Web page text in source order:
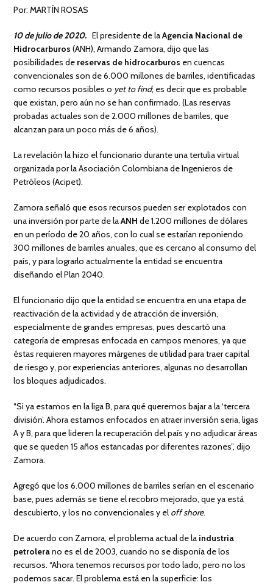
Por: MARTÍN ROSAS
10 de julio de 2020. El presidente de laAgencia Nacional de
Hidrocarburos (ANH), Armando Zamora, dijo que las
posibilidades de reservas de hidrocarburos en cuencas
convencionales son de 6.000 millones de barriles, identificadas
como recursos posibles o yet to find; es decir que es probable
que existan, pero aún no se han confirmado. (Las reservas
probadas actuales son de 2.000 millones de barriles, que
alcanzan para un poco más de 6 años).
La revelación la hizo el funcionario durante una tertulia virtual
organizada por la Asociación Colombiana de Ingenieros de
Petróleos (Acipet).
Zamora señaló que esos recursos pueden ser explotados con
una inversión por parte de laANHde 1.200 millones de dólares
en un período de 20 años, con lo cual se estarían reponiendo
300 millones de barriles anuales, que es cercano al consumo del
país, y para lograrlo actualmente la entidad se encuentra
diseñando el Plan 2040.
El funcionario dijo que la entidad se encuentra en una etapa de
reactivación de la actividad y de atracción de inversión,
especialmente de grandes empresas, pues descartó una
categoría de empresas enfocada en campos menores, ya que
éstas requieren mayores márgenes de utilidad para traer capital
de riesgo y, por experiencias anteriores, algunas no desarrollan
los bloques adjudicados.
“Si ya estamos en la liga B, para qué queremos bajar a la ‘tercera
división’. Ahora estamos enfocados en atraer inversión seria, ligas
A y B, para que lideren la recuperación del país y no adjudicar áreas
que se queden 15 años estancadas por diferentes razones”, dijo
Zamora.
Agregó que los 6.000 millones de barriles serían en el escenario
base, pues además se tiene el recobro mejorado, que ya está
descubierto, y los no convencionales y el off shore.
De acuerdo con Zamora, el problema actual de la industria
petrolerano es el de 2003, cuando no se disponía de los
recursos. “Ahora tenemos recursos por todo lado, pero no los
podemos sacar. El problema está en la superficie: los